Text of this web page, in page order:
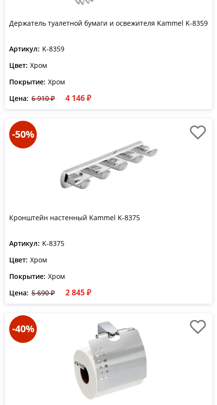
Держатель туалетной бумаги и освежителя Kammel K-8359
Артикул: K-8359
Цвет: Хром
Покрытие: Хром
Цена: 6 910 ₽ 4 146 ₽
-50%
Кронштейн настенный Kammel K-8375
Артикул: K-8375
Цвет: Хром
Покрытие: Хром
Цена: 5 690 ₽ 2 845 ₽
-40%